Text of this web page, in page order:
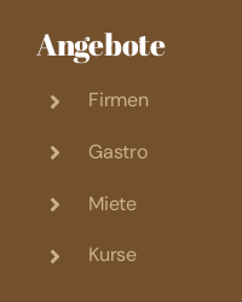
Angebote
Firmen
Gastro
Miete
Kurse